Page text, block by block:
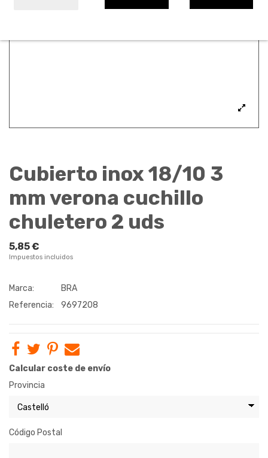
Cubierto inox 18/10 3
mm verona cuchillo
chuletero 2 uds
5,85 €
Impuestos incluidos
Marca:
BRA
Referencia:
9697208
Calcular coste de envío
Provincia
Código Postal